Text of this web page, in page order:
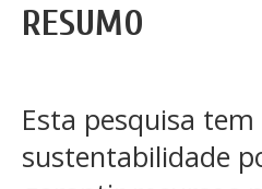
RESUMO
Esta pesquisa
sustentabilidade